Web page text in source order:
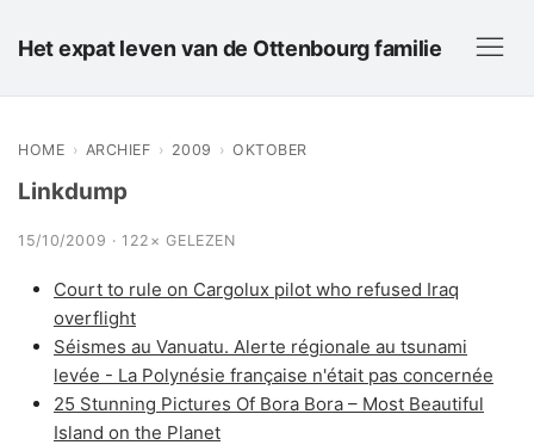
Het expat leven van de Ottenbourg familie
HOME › ARCHIEF › 2009 › OKTOBER
Linkdump
15/10/2009 · 122× GELEZEN
Court to rule on Cargolux pilot who refused Iraq
overflight
Séismes au Vanuatu. Alerte régionale au tsunami
levée - La Polynésie française n'était pas concernée
25 Stunning Pictures Of Bora Bora – Most Beautiful
Island on the Planet